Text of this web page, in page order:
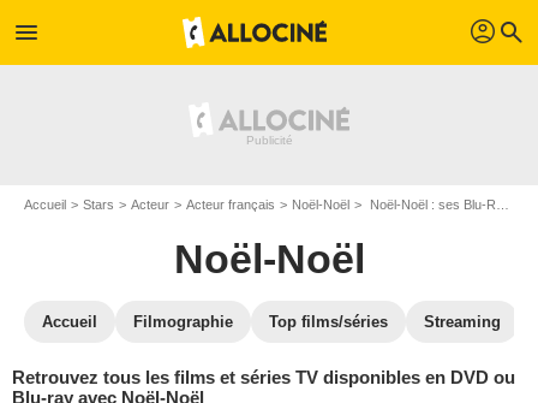
menu profil search
Accueil Stars Acteur Acteur français Noël-Noël Noël-Noël : ses Blu-Ray, DVD, VOD, SVOD
Noël-Noël
Accueil Filmographie Top films/séries Streaming
Retrouvez tous les films et séries TV disponibles en DVD ou
Blu-ray avec Noël-Noël